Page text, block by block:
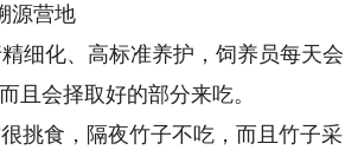
营地
化、高标准养护，饲养员每天会
且会择取好的部分来吃。
挑食，隔夜竹子不吃，而且竹子采